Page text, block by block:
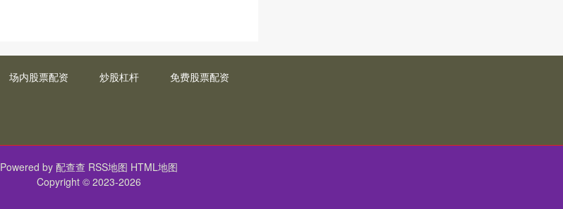
场内股票配资 炒股杠杆 免费股票配资
Powered by 配查查 RSS地图 HTML地图
Copyright © 2023-2026